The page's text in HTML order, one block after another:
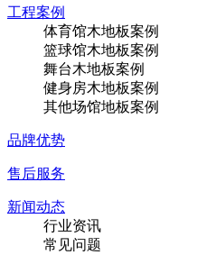
工程案例
体育馆木地板案例
篮球馆木地板案例
舞台木地板案例
健身房木地板案例
其他场馆地板案例
品牌优势
售后服务
新闻动态
行业资讯
常见问题